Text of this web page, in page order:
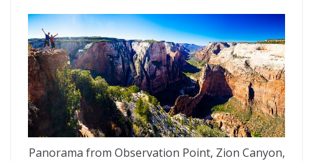
Panorama from Observation Point, Zion Canyon,